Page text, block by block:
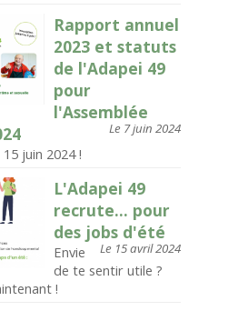
Rapport annuel
2023 et statuts
de l'Adapei 49
pour
l'Assemblée
Le 7 juin 2024
juin 2024 !
L'Adapei 49
recrute... pour
des jobs d'été
Le 15 avril 2024
Envie
de te sentir utile ?
!